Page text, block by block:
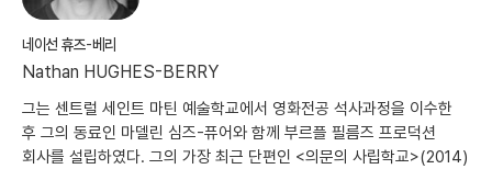
네이선 휴즈-베리
Nathan HUGHES-BERRY
그는 센트럴 세인트 마틴 예술학교에서 영화전공 석사과정을 이수한
후 그의 동료인 마델린 심즈-퓨어와 함께 부르플 필름즈 프로덕션
회사를 설립하였다. 그의 가장 최근 단편인 <의문의 사립학교>(2014)